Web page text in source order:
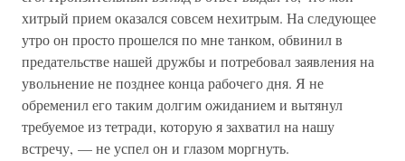
хитрый прием оказался совсем нехитрым. На следующее
утро он просто прошелся по мне танком, обвинил в
предательстве нашей дружбы и потребовал заявления на
увольнение не позднее конца рабочего дня. Я не
обременил его таким долгим ожиданием и вытянул
требуемое из тетради, которую я захватил на нашу
встречу, — не успел он и глазом моргнуть.